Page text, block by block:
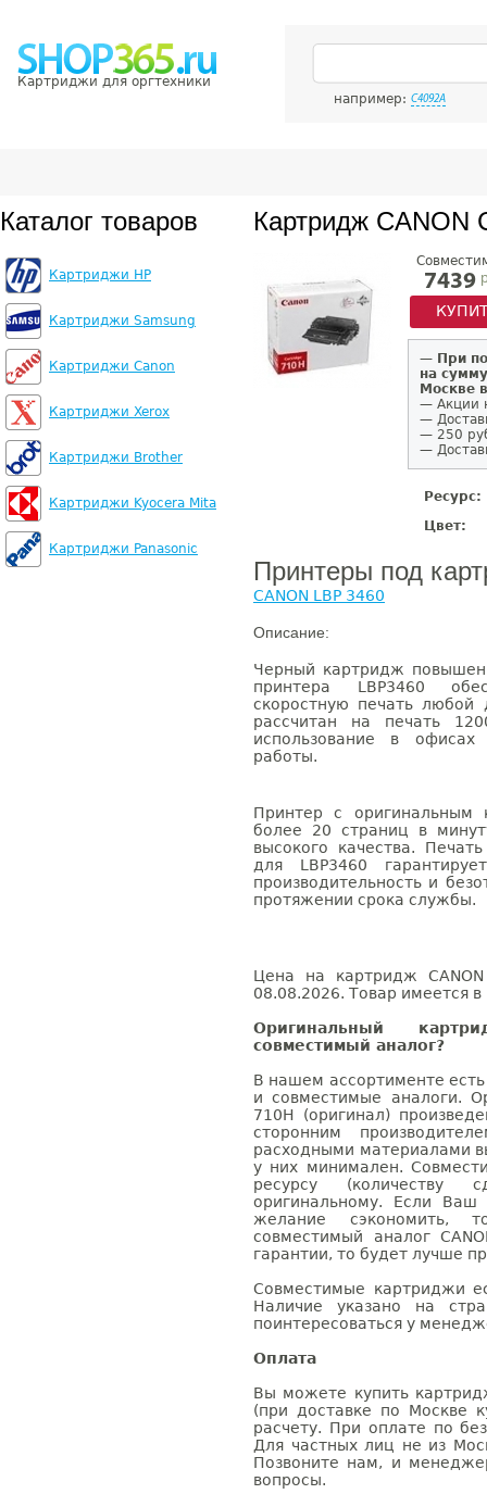
Картриджи для оргтехники
например: C4092A
Каталог товаров
Картриджи HP
Картриджи Samsung
Картриджи Canon
Картриджи Xerox
Картриджи Brother
Картриджи Kyocera Mita
Картриджи Panasonic
Картридж CANON
7439
— При
на
Москве
— Акции
—
— 250
—
Ресурс:
Цвет:
Принтеры под
CANON LBP 3460
Описание:
Черный картридж
принтера LBP3460
скоростную печать
рассчитан на печать
использование в
работы.
Принтер с оригинальным
более 20 страниц в
высокого качества.
для LBP3460
производительность и
протяжении срока службы.
Цена на картридж
08.08.2026. Товар имеется в
Оригинальный
совместимый аналог?
В нашем ассортименте
и совместимые аналоги.
710H (оригинал)
сторонним
расходными материалами
у них минимален.
ресурсу (количеству
оригинальному. Если
желание сэкономить,
совместимый аналог
гарантии, то будет лучше
Совместимые картриджи
Наличие указано на
поинтересоваться у
Оплата
Вы можете купить
(при доставке по Москве
расчету. При оплате по
Для частных лиц не из
Позвоните нам, и
вопросы.